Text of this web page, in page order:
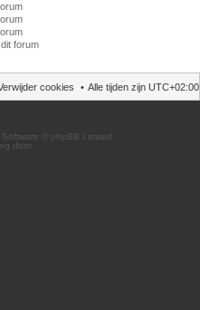
forum
Alle tijden zijn UTC+02:00
cookies
Software © phpBB Limited
door